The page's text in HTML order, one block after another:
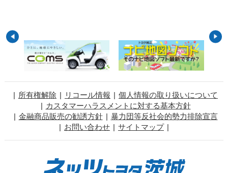
所有権解除 リコール情報
個人情報の取り扱いについて
カスタマーハラスメントに対する基本方針
金融商品販売の勧誘方針
暴力団等反社会的勢力排除宣言
お問い合わせ
サイトマップ